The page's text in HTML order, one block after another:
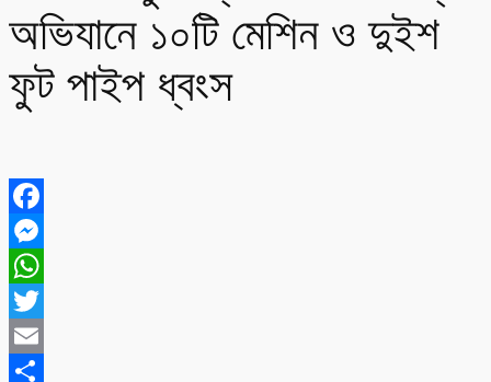
অভিযানে ১০টি মেশিন ও দুইশ
ফুট পাইপ ধ্বংস
Facebook
Messenger
WhatsApp
Twitter
Email